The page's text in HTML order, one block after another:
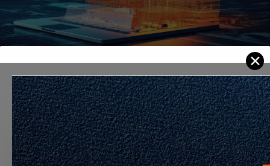
Recommended For You
Labirin,
Bahan
dan
✕